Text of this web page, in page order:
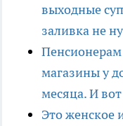
выходные
заливка не
Пенсионерам
магазины у
месяца. И
Это женское